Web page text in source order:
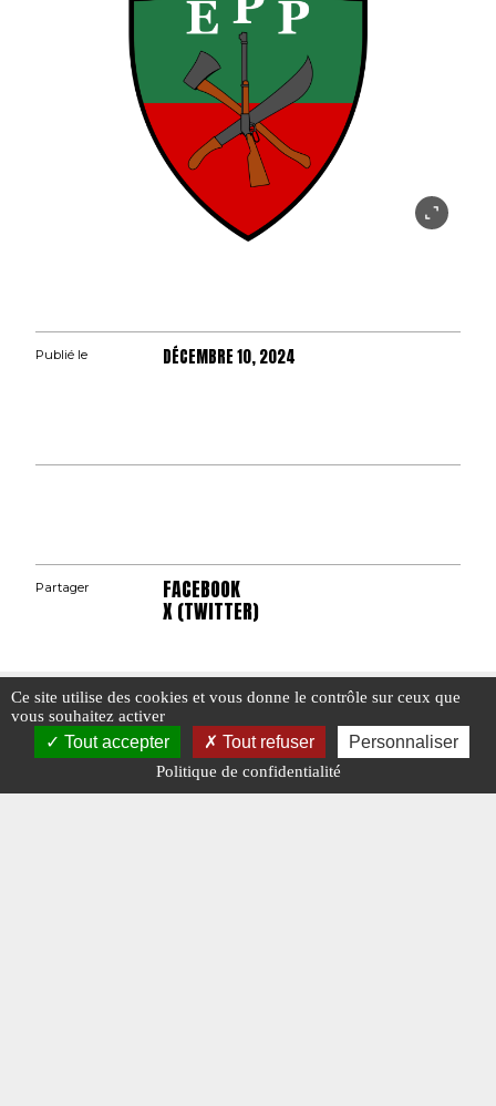
Publié le DÉCEMBRE 10, 2024
Partager FACEBOOK
X (TWITTER)
Ce site utilise des cookies et vous donne le contrôle sur ceux que
vous souhaitez activer
Tout accepter Tout refuser Personnaliser
Politique de confidentialité